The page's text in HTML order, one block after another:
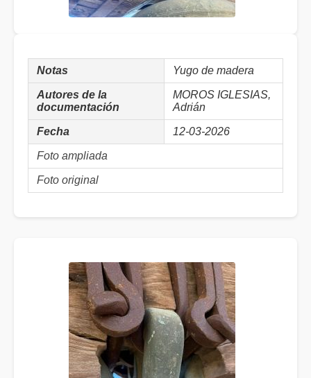
Notas Yugo de madera
Autores de la
documentación
MOROS IGLESIAS,
Adrián
Fecha 12-03-2026
Foto ampliada
Foto original